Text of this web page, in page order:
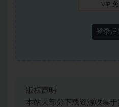
VIP
登录后
版权声明
本站大部分下载资源收集